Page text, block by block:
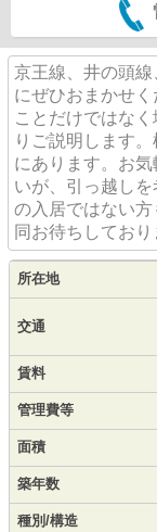
京王線、井の頭
にぜひおまかせ
ことだけではな
りご説明します
にあります。お
いが、引っ越し
の入居ではない
同お待ちしており
所在地
交通
賃料
管理費等
面積
築年数
種別/構造